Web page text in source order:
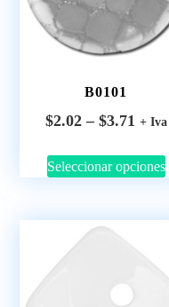
B0101
$2.02 – $3.71 + Iva
Seleccionar opciones